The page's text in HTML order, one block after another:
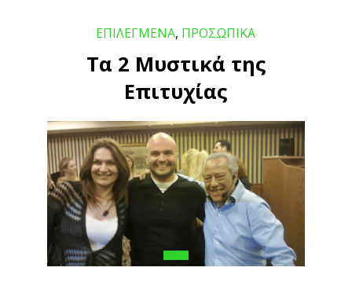
ΕΠΙΛΕΓΜΕΝΑ, ΠΡΟΣΩΠΙΚΑ
Τα 2 Μυστικά της
Επιτυχίας